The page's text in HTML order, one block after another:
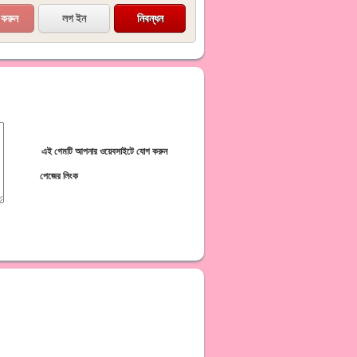
লগ ইন নিবন্ধন
এই গেমটি আপনার ওয়েবসাইটে যোগ করুন
পেজের লিংক